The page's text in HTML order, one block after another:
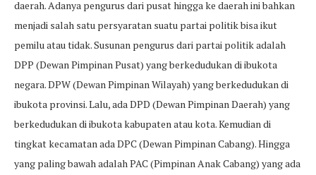
daerah. Adanya pengurus dari pusat hingga ke daerah ini bahkan
menjadi salah satu persyaratan suatu partai politik bisa ikut
pemilu atau tidak. Susunan pengurus dari partai politik adalah
DPP (Dewan Pimpinan Pusat) yang berkedudukan di ibukota
negara. DPW (Dewan Pimpinan Wilayah) yang berkedudukan di
ibukota provinsi. Lalu, ada DPD (Dewan Pimpinan Daerah) yang
berkedudukan di ibukota kabupaten atau kota. Kemudian di
tingkat kecamatan ada DPC (Dewan Pimpinan Cabang). Hingga
yang paling bawah adalah PAC (Pimpinan Anak Cabang) yang ada